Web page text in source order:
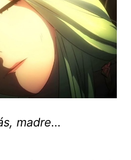
madre…